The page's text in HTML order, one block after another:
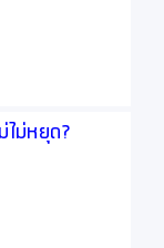
ารับงาน
ไม่หยุด?